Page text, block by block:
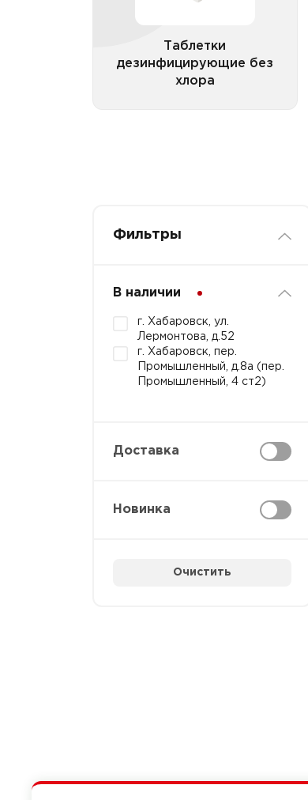
Таблетки
дезинфицирующие без
хлораВсе категории
Фильтры
В наличии
г. Хабаровск, ул.
Лермонтова, д.52
г. Хабаровск, пер.
Промышленный, д.8а (пер.
Промышленный, 4 ст2)
Доставка
Новинка
Очистить